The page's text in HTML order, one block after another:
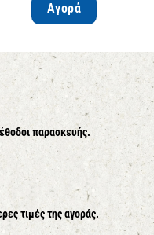
Αγορά
παρασκευής.
τιμές της αγοράς.